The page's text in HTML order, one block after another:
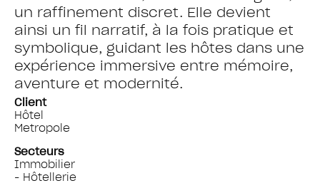
un raffinement discret. Elle devient
ainsi un fil narratif, à la fois pratique et
symbolique, guidant les hôtes dans une
expérience immersive entre mémoire,
aventure et modernité.
Client
Hôtel
Metropole
Secteurs
Immobilier
- Hôtellerie